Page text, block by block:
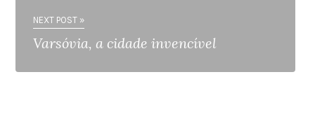
NEXT POST »
Varsóvia, a cidade invencível